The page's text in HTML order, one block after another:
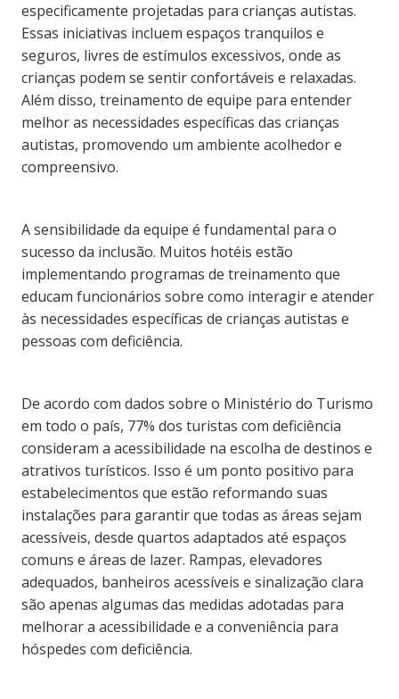
especificamente projetadas para crianças autistas.
Essas iniciativas incluem espaços tranquilos e
seguros, livres de estímulos excessivos, onde as
crianças podem se sentir confortáveis e relaxadas.
Além disso, treinamento de equipe para entender
melhor as necessidades específicas das crianças
autistas, promovendo um ambiente acolhedor e
compreensivo.
A sensibilidade da equipe é fundamental para o
sucesso da inclusão. Muitos hotéis estão
implementando programas de treinamento que
educam funcionários sobre como interagir e atender
às necessidades específicas de crianças autistas e
pessoas com deficiência.
De acordo com dados sobre o Ministério do Turismo
em todo o país, 77% dos turistas com deficiência
consideram a acessibilidade na escolha de destinos e
atrativos turísticos. Isso é um ponto positivo para
estabelecimentos que estão reformando suas
instalações para garantir que todas as áreas sejam
acessíveis, desde quartos adaptados até espaços
comuns e áreas de lazer. Rampas, elevadores
adequados, banheiros acessíveis e sinalização clara
são apenas algumas das medidas adotadas para
melhorar a acessibilidade e a conveniência para
hóspedes com deficiência.